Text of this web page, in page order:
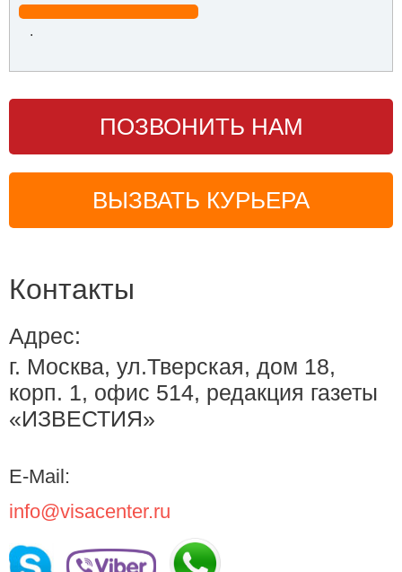
.
ПОЗВОНИТЬ НАМ
ВЫЗВАТЬ КУРЬЕРА
Контакты
Адрес:
г. Москва, ул.Тверская, дом 18,
корп. 1, офис 514, редакция газеты
«ИЗВЕСТИЯ»
E-Mail:
info@visacenter.ru